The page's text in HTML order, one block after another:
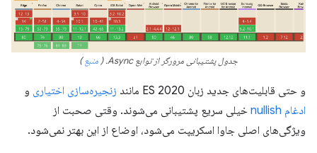
جدول پشتیبانی مرورگر از توابع Async. ( منبع)
و حتی قابلیت‌های جدید زبان ES 2020 مانند زنجیره‌سازی اختیاری و
ادغام nullish
خیلی سریع پشتیبانی می‌شوند. وقتی صحبت از
ویژگی‌های اصلی جاوا اسکریپت می‌شود، اوضاع از این بهتر نمی‌شود.